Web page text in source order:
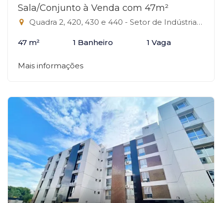
Sala/Conjunto à Venda com 47m²
Quadra 2, 420, 430 e 440 - Setor de Indústrias Gráficas, Brasília-DF
47 m² 1 Banheiro 1 Vaga
Mais informações